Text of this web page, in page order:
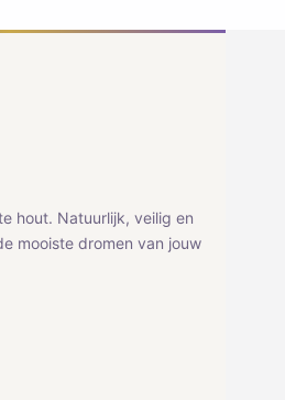
hout. Natuurlijk, veilig en
mooiste dromen van jouw